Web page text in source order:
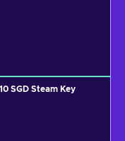
SGD Steam Key